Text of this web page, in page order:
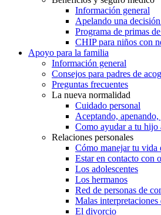
Información general
Apelando una
Programa de primas
CHIP para niños con
Apoyo para la familia
Información general
Consejos para padres de
Preguntas frecuentes
La nueva normalidad
Cuidado personal
Aceptando,
Como ayudar a tu hijo
Relaciones personales
Cómo manejar tu vida
Estar en contacto con
Los adolescentes
Los hermanos
Red de personas de
Malas
El divorcio